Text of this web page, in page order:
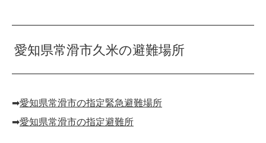
愛知県常滑市久米の避難場所
➡︎愛知県常滑市の指定緊急避難場所
➡︎愛知県常滑市の指定避難所